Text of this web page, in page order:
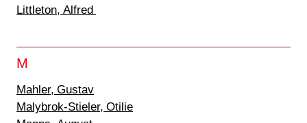
Littleton, Alfred
M
Mahler, Gustav
Malybrok-Stieler, Otilie